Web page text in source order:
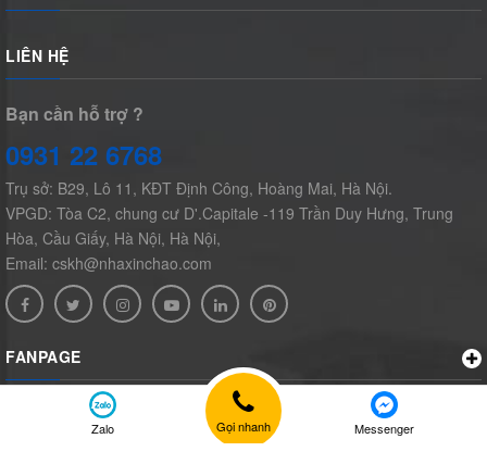
LIÊN HỆ
Bạn cần hỗ trợ ?
0931 22 6768
Trụ sở: B29, Lô 11, KĐT Định Công, Hoàng Mai, Hà Nội.
VPGD: Tòa C2, chung cư D'.Capitale -119 Trần Duy Hưng, Trung
Hòa, Cầu Giấy, Hà Nội, Hà Nội,
Email: cskh@nhaxinchao.com
FANPAGE
© Bản quyền thuộc vềnhaxinchao.com
Zalo Gọi nhanh Messenger